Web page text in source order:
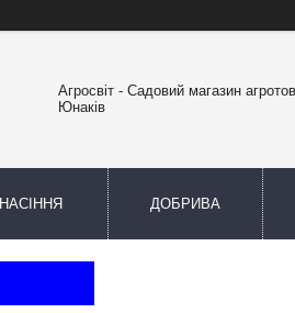
Агросвіт - Садовий магазин
Юнаків
НАСІННЯ ДОБРИВА